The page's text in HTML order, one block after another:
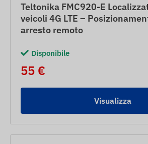
Teltonika FMC920-E
veicoli 4G LTE –
arresto remoto
Disponibile
55 €
Visualizza